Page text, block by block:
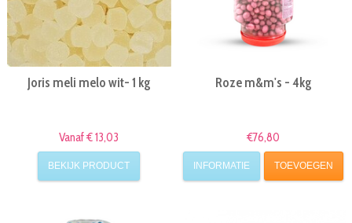
Joris meli melo wit- 1 kg
Vanaf € 13,03
BEKIJK PRODUCT
Roze m&m's - 4kg
€76,80
INFORMATIE TOEVOEGEN